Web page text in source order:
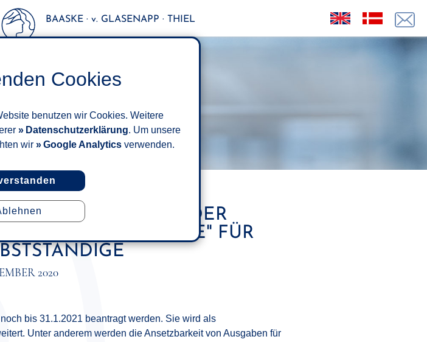
Cookies
benutzen wir Cookies. Weitere
Datenschutzerklärung. Um unsere
wir
Google Analytics verwenden.
BAASKE · v. GLASENAPP · THIEL
III MIT DER
"NEUSTARTHILFE" FÜR
2020
bis 31.1.2021 beantragt werden. Sie wird als
Unter anderem werden die Ansetzbarkeit von Ausgaben für